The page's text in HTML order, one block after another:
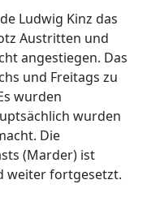
Ludwig Kinz das
Austritten und
angestiegen. Das
und Freitags zu
wurden
wurden
Die
(Marder) ist
weiter fortgesetzt.